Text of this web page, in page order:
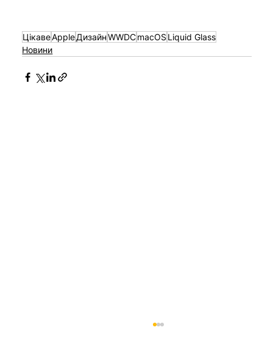
ЦікавеAppleДизайнWWDCmacOSLiquid Glass
Новини